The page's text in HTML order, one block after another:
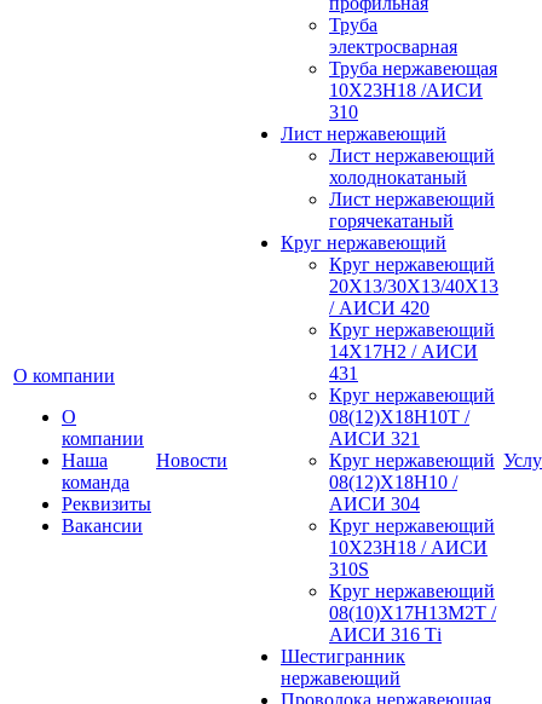
О компании
О
компании
Наша
команда
Реквизиты
Вакансии
Новости
Труба
электросварная
Труба нержавеющая
10Х23Н18 /АИСИ
310
Лист нержавеющий
Лист нержавеющий
холоднокатаный
Лист нержавеющий
горячекатаный
Круг нержавеющий
Круг нержавеющий
20Х13/30Х13/40Х13
/ АИСИ 420
Круг нержавеющий
14Х17Н2 / АИСИ
431
Круг нержавеющий
08(12)Х18Н10Т /
АИСИ 321
Круг нержавеющий
08(12)Х18Н10 /
АИСИ 304
Круг нержавеющий
10Х23Н18 / АИСИ
310S
Круг нержавеющий
08(10)Х17Н13М2Т /
АИСИ 316 Тi
Шестигранник
нержавеющий
Проволока нержавеющая